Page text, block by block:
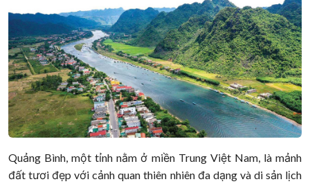
Quảng Bình, một tỉnh nằm ở miền Trung Việt Nam, là mảnh
đất tươi đẹp với cảnh quan thiên nhiên đa dạng và di sản lịch